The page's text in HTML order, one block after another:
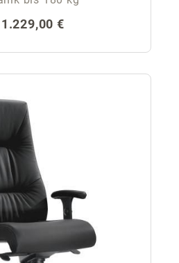
Preis:
1.229,00 €